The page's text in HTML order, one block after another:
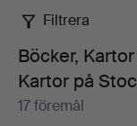
angenämt
ni ett litet
Varmt välkomna!
Filtrera
Böcker,
Kartor på
17 föremål